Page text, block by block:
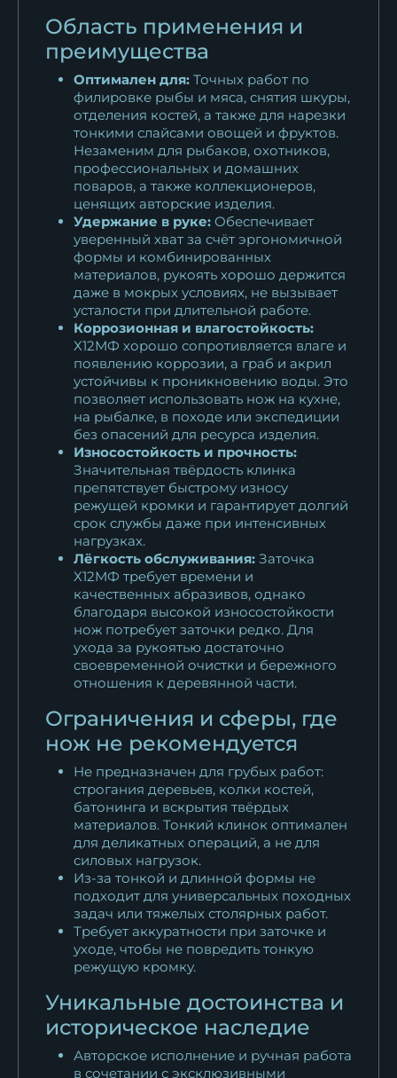
Область применения и
преимущества
Оптимален для: Точных работ по
филировке рыбы и мяса, снятия шкуры,
отделения костей, а также для нарезки
тонкими слайсами овощей и фруктов.
Незаменим для рыбаков, охотников,
профессиональных и домашних
поваров, а также коллекционеров,
ценящих авторские изделия.
Удержание в руке: Обеспечивает
уверенный хват за счёт эргономичной
формы и комбинированных
материалов, рукоять хорошо держится
даже в мокрых условиях, не вызывает
усталости при длительной работе.
Коррозионная и влагостойкость:
Х12МФ хорошо сопротивляется влаге и
появлению коррозии, а граб и акрил
устойчивы к проникновению воды. Это
позволяет использовать нож на кухне,
на рыбалке, в походе или экспедиции
без опасений для ресурса изделия.
Износостойкость и прочность:
Значительная твёрдость клинка
препятствует быстрому износу
режущей кромки и гарантирует долгий
срок службы даже при интенсивных
нагрузках.
Лёгкость обслуживания: Заточка
Х12МФ требует времени и
качественных абразивов, однако
благодаря высокой износостойкости
нож потребует заточки редко. Для
ухода за рукоятью достаточно
своевременной очистки и бережного
отношения к деревянной части.
Ограничения и сферы, где
нож не рекомендуется
Не предназначен для грубых работ:
строгания деревьев, колки костей,
батонинга и вскрытия твёрдых
материалов. Тонкий клинок оптимален
для деликатных операций, а не для
силовых нагрузок.
Из-за тонкой и длинной формы не
подходит для универсальных походных
задач или тяжелых столярных работ.
Требует аккуратности при заточке и
уходе, чтобы не повредить тонкую
режущую кромку.
Уникальные достоинства и
историческое наследие
Авторское исполнение и ручная работа
в сочетании с эксклюзивными